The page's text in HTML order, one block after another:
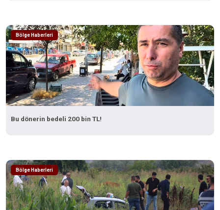
Bölge Haberleri
Bu dönerin bedeli 200 bin TL!
Bölge Haberleri